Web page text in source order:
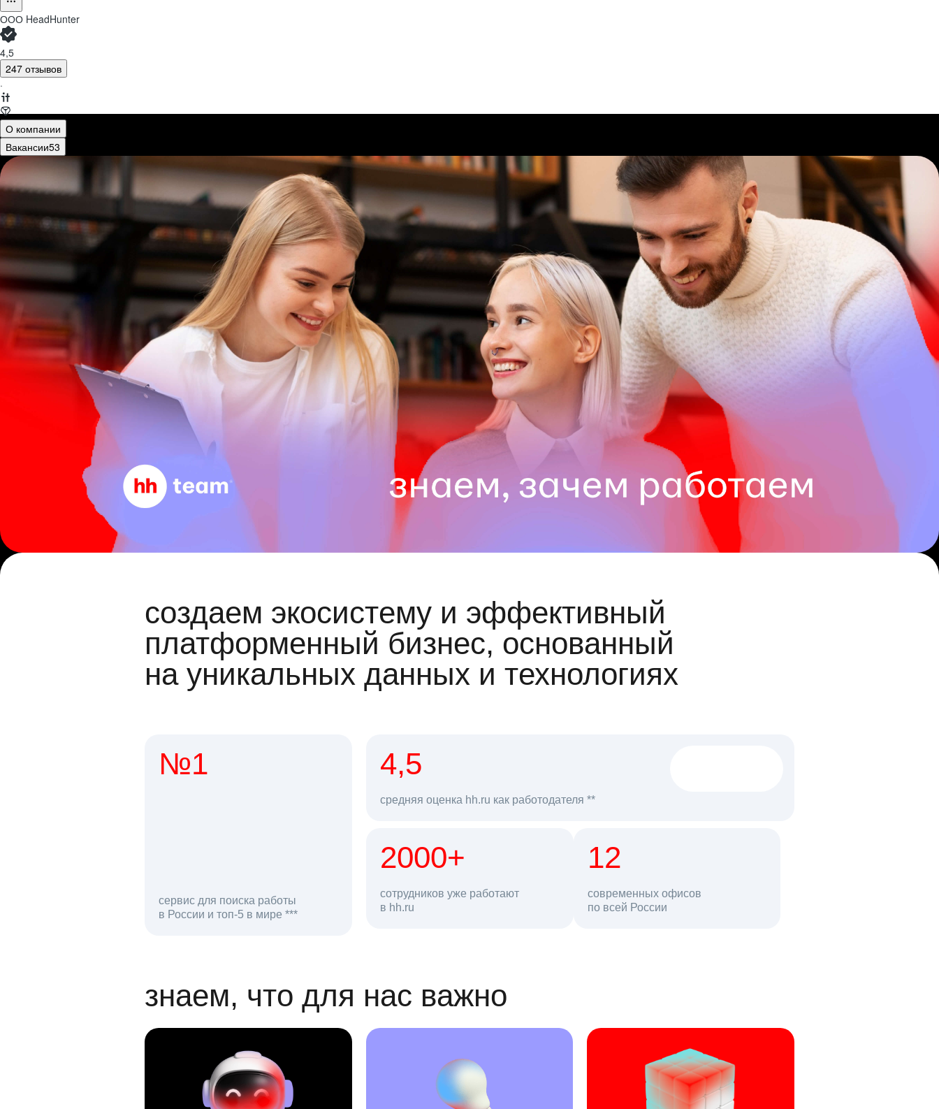
ООО HeadHunter
4,5
247 отзывов
·
О компании
Вакансии53
создаем экосистему и эффективный
платформенный бизнес, основанный
на уникальных данных и технологиях
№1
сервис для поиска работы
в России и топ-5 в мире ***
откликов на вакансии
4,5
средняя оценка hh.ru как работодателя **
2000+
сотрудников уже работают
в hh.ru
68 млн 12
современных офисов
по всей Россиипользователей в день
знаем, что для нас важно